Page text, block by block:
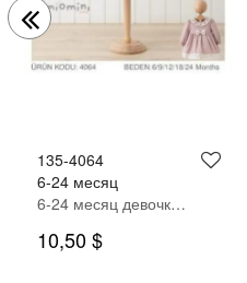
135-4064
6-24 месяц
6-24 месяц девочка ОДЕВАТЬСЯ
10,50 $